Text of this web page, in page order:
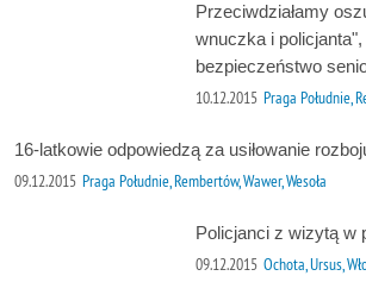
Przeciwdziałamy
wnuczka i
bezpieczeństwo
10.12.2015 Praga Południe,
16-latkowie odpowiedzą za usiłowanie
09.12.2015 Praga Południe, Rembertów, Wawer, Wesoła
Policjanci z wizytą w
09.12.2015 Ochota, Ursus,